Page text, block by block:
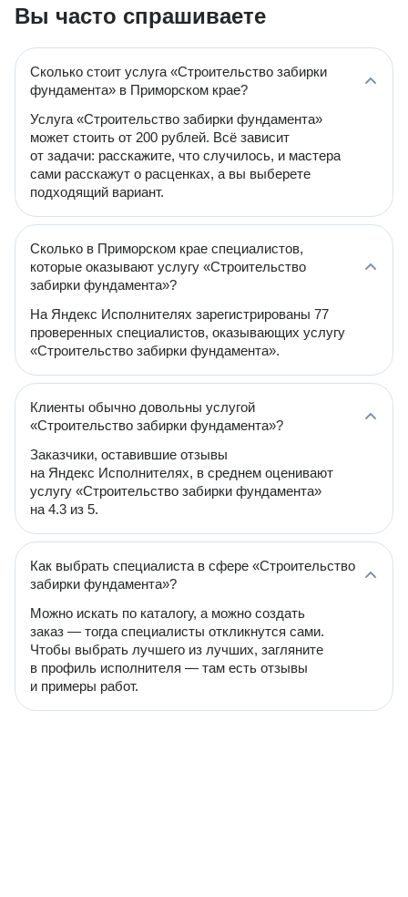
Вы часто спрашиваете
Сколько стоит услуга «Строительство забирки
фундамента» в Приморском крае?
Услуга «Строительство забирки фундамента»
может стоить от 200 рублей. Всё зависит
от задачи: расскажите, что случилось, и мастера
сами расскажут о расценках, а вы выберете
подходящий вариант.
Сколько в Приморском крае специалистов,
которые оказывают услугу «Строительство
забирки фундамента»?
На Яндекс Исполнителях зарегистрированы 77
проверенных специалистов, оказывающих услугу
«Строительство забирки фундамента».
Клиенты обычно довольны услугой
«Строительство забирки фундамента»?
Заказчики, оставившие отзывы
на Яндекс Исполнителях, в среднем оценивают
услугу «Строительство забирки фундамента»
на 4.3 из 5.
Как выбрать специалиста в сфере «Строительство
забирки фундамента»?
Можно искать по каталогу, а можно создать
заказ — тогда специалисты откликнутся сами.
Чтобы выбрать лучшего из лучших, загляните
в профиль исполнителя — там есть отзывы
и примеры работ.